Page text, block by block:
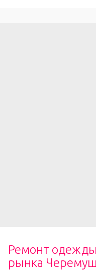
Ремонт
рынка